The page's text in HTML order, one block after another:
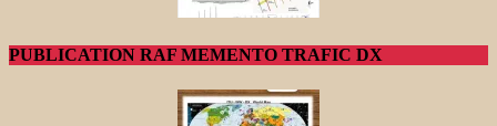
PUBLICATION RAF MEMENTO TRAFIC DX